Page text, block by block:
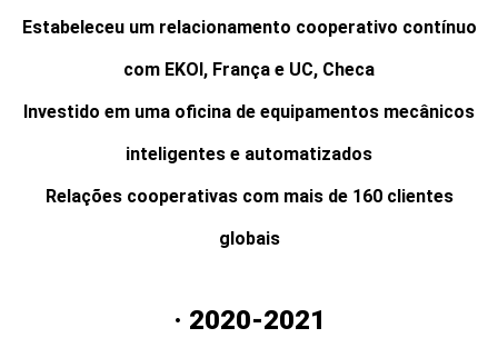
Estabeleceu um relacionamento cooperativo contínuo
com EKOI, França e UC, Checa
Investido em uma oficina de equipamentos mecânicos
inteligentes e automatizados
Relações cooperativas com mais de 160 clientes
globais
· 2020-2021